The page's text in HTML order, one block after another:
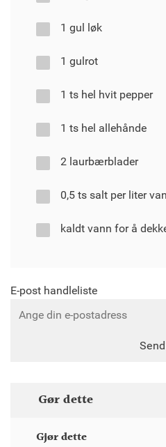
1 gul løk
1 gulrot
1 ts hel hvit pepper
1 ts hel allehånde
2 laurbærblader
0,5 ts salt per liter
kaldt vann for å
E-post handleliste
Gør dette
Gjør dette